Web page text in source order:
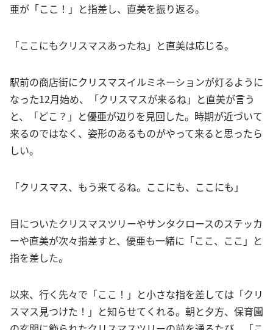
亜が「ここ！」と指差し、直美を振り返る。
「ここにもクリスマスあったね」と直美は応じる。
駅前の商店街にクリスマスイルミネーションが灯るように
なった12月始め、「クリスマスが来るね」と直美が言う
と、「どこ？」と優亜が辺りを見回した。時期が近づいて
来るのではなく、姿形のあるものがやって来ると思ったら
しい。
「クリスマス、もう来てるね。ここにも、ここにも」
目についたクリスマスツリーやサンタクロースのステッカ
ーや直美が次々指差すと、優亜も一緒に「ここ、ここ」と
指を差した。
以来、行く先々で「ここ！」と小さな指を差しては「クリ
スマス見つけた！」と知らせてくれる。朝と夕方、保育園